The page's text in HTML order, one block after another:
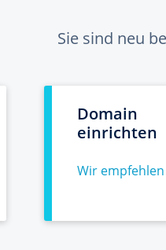
Sie sind neu
Domain
einrichten
Wir empfehlen